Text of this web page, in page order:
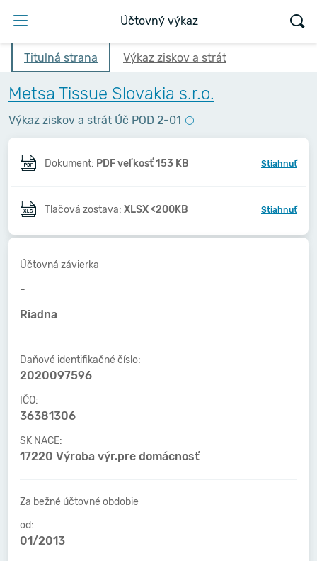
Účtovný výkaz
Titulná strana Výkaz ziskov a strát
Metsa Tissue Slovakia s.r.o.
Výkaz ziskov a strát Úč POD 2-01
Dokument: PDF veľkosť 153 KB Stiahnuť
Tlačová zostava: XLSX <200KB Stiahnuť
Účtovná závierka
-
Riadna
Daňové identifikačné číslo:
2020097596
IČO:
36381306
SK NACE:
17220 Výroba výr.pre domácnosť
Za bežné účtovné obdobie
od:
01/2013